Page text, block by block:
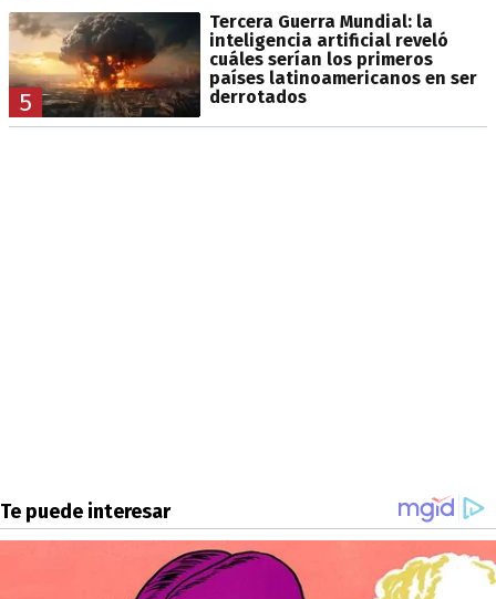
5
Tercera Guerra Mundial: la
inteligencia artificial reveló
cuáles serían los primeros
países latinoamericanos en ser
derrotados